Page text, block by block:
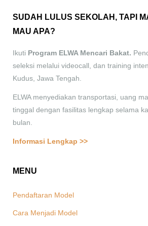
SUDAH LULUS SEKOLAH, TAPI
MAU APA?
Ikuti Program ELWA Mencari Bakat.
seleksi melalui videocall, dan training
Kudus, Jawa Tengah.
ELWA menyediakan transportasi, uang
tinggal dengan fasilitas lengkap selama
bulan.
Informasi Lengkap >>
MENU
Pendaftaran Model
Cara Menjadi Model